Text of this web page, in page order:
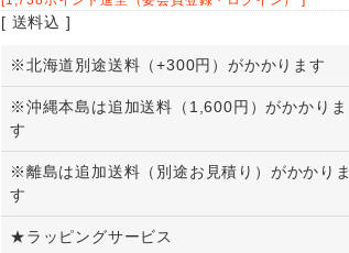
[ 送料込 ]
※北海道別途送料（+300円）がかかります
※沖縄本島は追加送料（1,600円）がかかりま
す
※離島は追加送料（別途お見積り）がかかりま
す
★ラッピングサービス